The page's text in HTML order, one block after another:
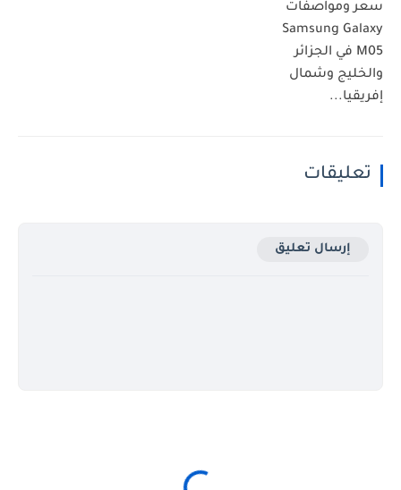
سعر ومواصفات
Samsung Galaxy
M05 في الجزائر
والخليج وشمال
إفريقيا...
تعليقات
إرسال تعليق